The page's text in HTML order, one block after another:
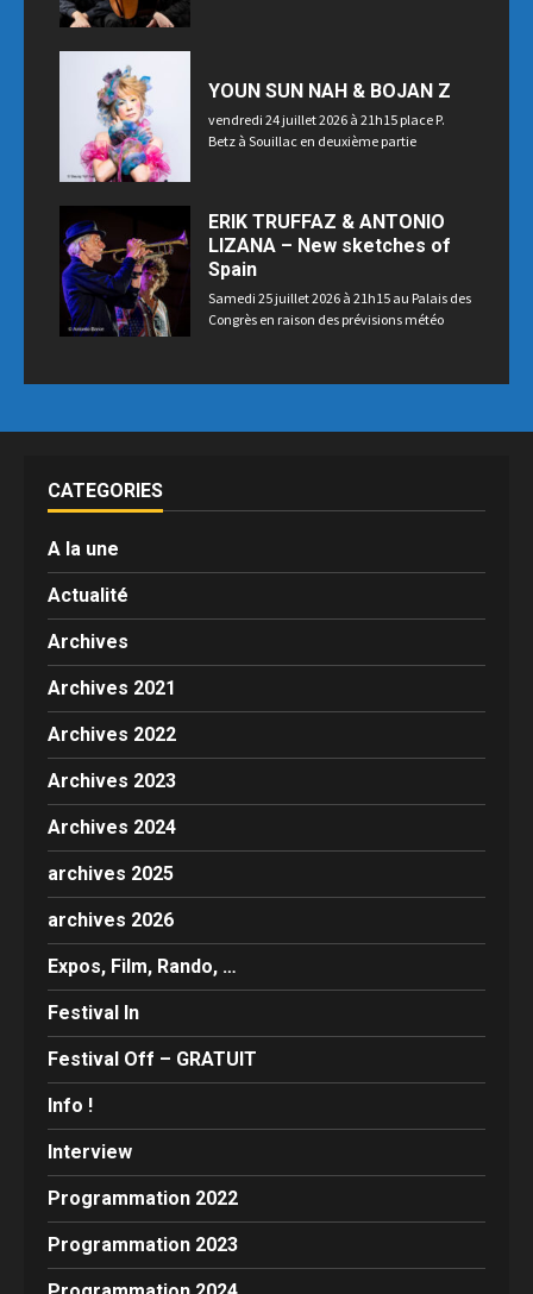
YOUN SUN NAH & BOJAN Z
vendredi 24 juillet 2026 à 21h15 place P.
Betz à Souillac en deuxième partie
ERIK TRUFFAZ & ANTONIO
LIZANA – New sketches of
Spain
Samedi 25 juillet 2026 à 21h15 au Palais des
Congrès en raison des prévisions météo
CATEGORIES
A la une
Actualité
Archives
Archives 2021
Archives 2022
Archives 2023
Archives 2024
archives 2025
archives 2026
Expos, Film, Rando, …
Festival In
Festival Off – GRATUIT
Info !
Interview
Programmation 2022
Programmation 2023